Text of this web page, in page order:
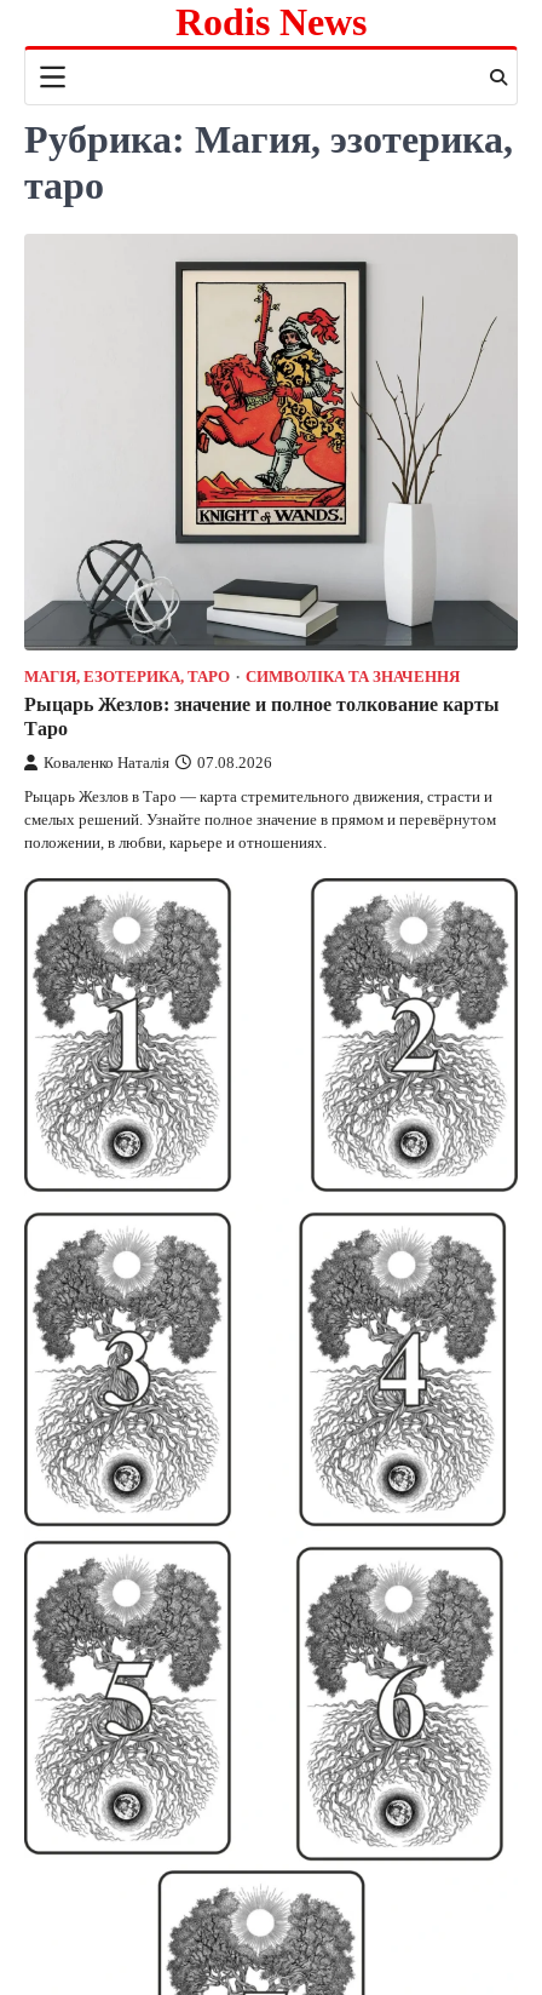
содержимому
Rodis News
Рубрика: Магия, эзотерика,
таро
МАГІЯ, ЕЗОТЕРИКА, ТАРО СИМВОЛІКА ТА ЗНАЧЕННЯ
Рыцарь Жезлов: значение и полное толкование карты
Таро
Коваленко Наталія 07.08.2026
Рыцарь Жезлов в Таро — карта стремительного движения, страсти и
смелых решений. Узнайте полное значение в прямом и перевёрнутом
положении, в любви, карьере и отношениях.